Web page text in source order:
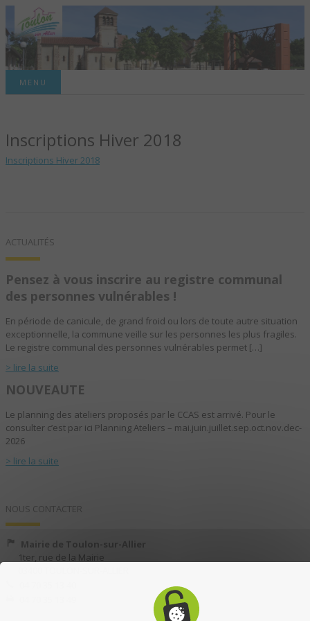
TOULON-SUR-
ALLIER – SITE
MENU
Inscriptions Hiver 2018
Inscriptions Hiver 2018
ACTUALITÉS
Pensez à vous inscrire au registre communal
des personnes vulnérables !
En période de canicule, de grand froid ou lors de toute autre situation
exceptionnelle, la commune veille sur les personnes les plus fragiles.
Le registre communal des personnes vulnérables permet […]
> lire la suite
NOUVEAUTE
Le planning des ateliers proposés par le CCAS est arrivé. Pour le
consulter c’est par ici Planning Ateliers – mai.juin.juillet.sep.oct.nov.dec-
2026
> lire la suite
NOUS CONTACTER
Mairie de Toulon-sur-Allier
1ter, rue de la Mairie